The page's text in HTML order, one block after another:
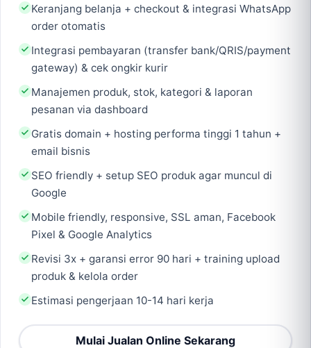
Keranjang belanja + checkout & integrasi WhatsApp
order otomatis
Integrasi pembayaran (transfer bank/QRIS/payment
gateway) & cek ongkir kurir
Manajemen produk, stok, kategori & laporan
pesanan via dashboard
Gratis domain + hosting performa tinggi 1 tahun +
email bisnis
SEO friendly + setup SEO produk agar muncul di
Google
Mobile friendly, responsive, SSL aman, Facebook
Pixel & Google Analytics
Revisi 3x + garansi error 90 hari + training upload
produk & kelola order
Estimasi pengerjaan 10-14 hari kerja
Mulai Jualan Online Sekarang